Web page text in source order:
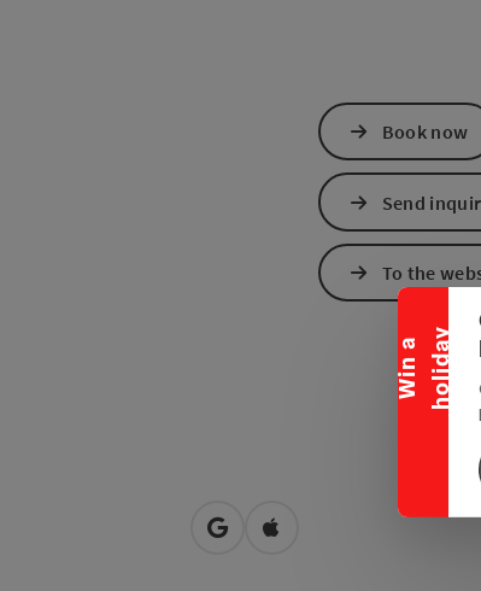
W
i
n
a
h
o
l
i
d
a y
Collapse banner
open in Google Maps
Open in Apple Maps
Book now
Send
To the